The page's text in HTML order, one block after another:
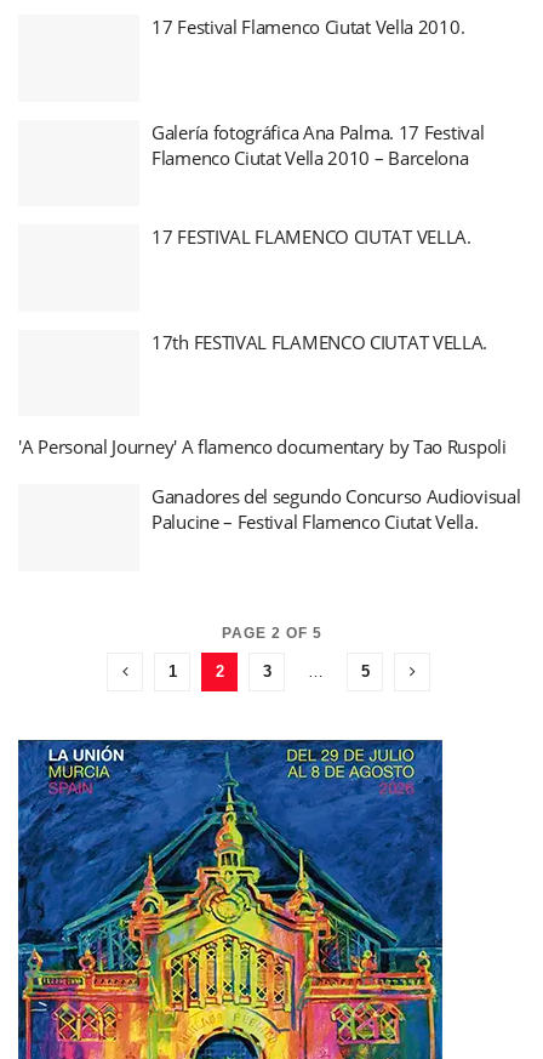
17 Festival Flamenco Ciutat Vella 2010.
Galería fotográfica Ana Palma. 17 Festival
Flamenco Ciutat Vella 2010 – Barcelona
17 FESTIVAL FLAMENCO CIUTAT VELLA.
17th FESTIVAL FLAMENCO CIUTAT VELLA.
'A Personal Journey' A flamenco documentary by Tao Ruspoli
Ganadores del segundo Concurso Audiovisual
Palucine – Festival Flamenco Ciutat Vella.
PAGE 2 OF 5
1 2 3 5